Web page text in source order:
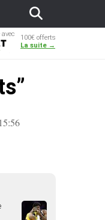
100€ offerts
La suite →